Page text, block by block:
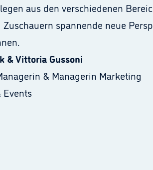
aus den verschiedenen
spannende neue
& Vittoria Gussoni
& Managerin Marketing
Events